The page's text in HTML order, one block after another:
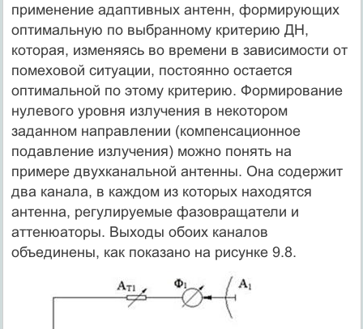
применение адаптивных антенн, формирующих
оптимальную по выбранному критерию ДН,
которая, изменяясь во времени в зависимости от
помеховой ситуации, постоянно остается
оптимальной по этому критерию. Формирование
нулевого уровня излучения в некотором
заданном направлении (компенсационное
подавление излучения) можно понять на
примере двухканальной антенны. Она содержит
два канала, в каждом из которых находятся
антенна, регулируемые фазовращатели и
аттенюаторы. Выходы обоих каналов
объединены, как показано на рисунке 9.8.